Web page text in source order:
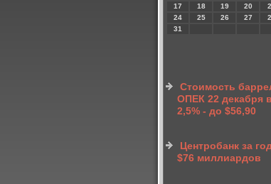
17
18 19 20
24
25 26 27
31
Стоимость
ОПЕК 22 декабря
2,5% - до $56,90
Центробанк за
$76 миллиардов